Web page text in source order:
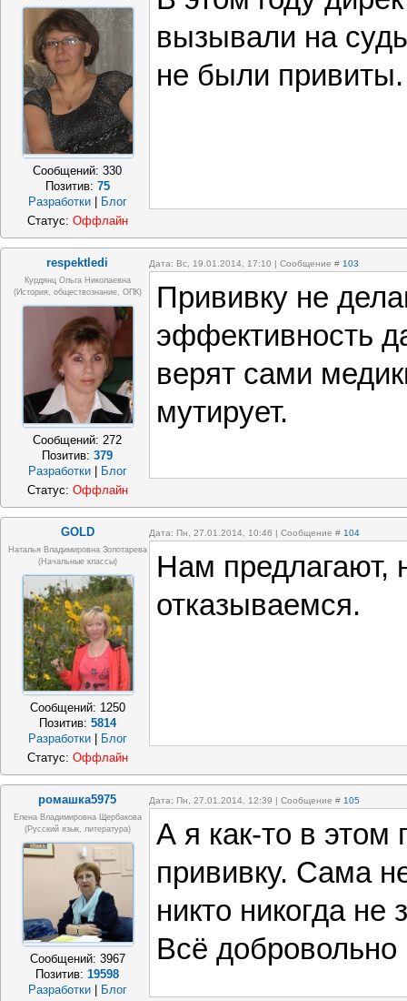
Сообщений:330
Позитив: 75
Разработки
Блог
вызывали на
не были привиты.
Статус: Оффлайн
respektledi Дата: Вс, 19.01.2014, 17:10 | Сообщение # 103
Курдянц Ольга Николаевна
(история, обществознание, ОПК)
Сообщений: 272
Позитив:379
Разработки | Блог
Прививку не
эффективность
верят сами
мутирует.
Статус: Оффлайн
GOLD Дата: Пн, 27.01.2014, 10:46 | Сообщение # 104
Наталья Владимировна Золотарева
(начальные классы)
Сообщений: 1250
Позитив: 5814
Разработки
Блог
Нам предлагают,
отказываемся.
Статус: Оффлайн
ромашка5975 Дата: Пн, 27.01.2014, 12:39 | Сообщение # 105
Елена Владимировна Щербакова
(русский язык, литература)
Сообщений: 3967
Позитив:19598
Разработки
Блог
А я как-то в этом
прививку. Сама
никто никогда не
Всё